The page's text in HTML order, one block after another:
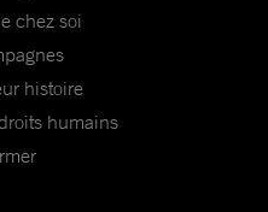
chez soi
histoire
humains